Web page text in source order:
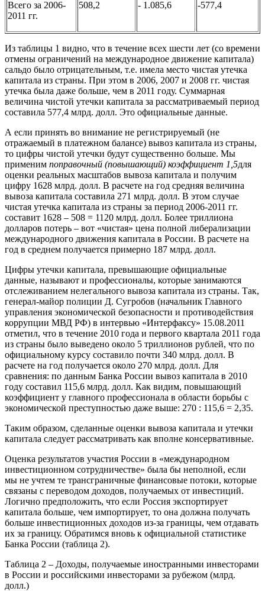
Всего за 2006-
2011 гг.
508,2 - 1.085,6 -577,4
Из таблицы 1 видно, что в течение всех шести лет (со времени
отмены ограничений на международное движение капитала)
сальдо было отрицательным, т.е. имела место чистая утечка
капитала из страны. При этом в 2006, 2007 и 2008 гг. чистая
утечка была даже больше, чем в 2011 году. Суммарная
величина чистой утечки капитала за рассматриваемый период
составила 577,4 млрд. долл. Это официальные данные.
А если принять во внимание не регистрируемый (не
отражаемый в платежном балансе) вывоз капитала из страны,
то цифры чистой утечки будут существенно больше. Мы
применим поправочный (повышающий) коэффициент 1,5для
оценки реальных масштабов вывоза капитала и получим
цифру 1628 млрд. долл. В расчете на год средняя величина
вывоза капитала составила 271 млрд. долл. В этом случае
чистая утечка капитала из страны за период 2006-2011 гг.
составит 1628 – 508 = 1120 млрд. долл. Более триллиона
долларов потерь – вот «чистая» цена полной либерализации
международного движения капитала в России. В расчете на
год в среднем получается примерно 187 млрд. долл.
Цифры утечки капитала, превышающие официальные
данные, называют и профессионалы, которые занимаются
отслеживанием нелегального вывоза капитала из страны. Так,
генерал-майор полиции Д. Сугробов (начальник Главного
управления экономической безопасности и противодействия
коррупции МВД РФ) в интервью «Интерфаксу» 15.08.2011
отметил, что в течение 2010 года и первого квартала 2011 года
из страны было выведено около 5 триллионов рублей, что по
официальному курсу составило почти 340 млрд. долл. В
расчете на год получается около 270 млрд. долл. Для
сравнения: по данным Банка России вывоз капитала в 2010
году составил 115,6 млрд. долл. Как видим, повышающий
коэффициент у главного профессионала в области борьбы с
экономической преступностью даже выше: 270 : 115,6 = 2,35.
Таким образом, сделанные оценки вывоза капитала и утечки
капитала следует рассматривать как вполне консервативные.
Оценка результатов участия России в «международном
инвестиционном сотрудничестве» была бы неполной, если
мы не учтем те трансграничные финансовые потоки, которые
связаны с переводом доходов, получаемых от инвестиций.
Логично предположить, что если Россия экспортирует
капитала больше, чем импортирует, то она должна получать
больше инвестиционных доходов из-за границы, чем отдавать
их за границу. Обратимся вновь к официальной статистике
Банка России (таблица 2).
Таблица 2 – Доходы, получаемые иностранными инвесторами
в России и российскими инвесторами за рубежом (млрд.
долл.)